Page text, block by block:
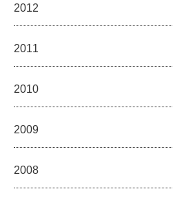
2012
2011
2010
2009
2008